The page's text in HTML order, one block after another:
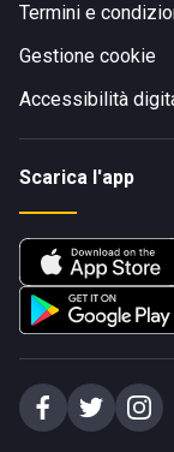
Termini e
Gestione cookie
Accessibilità
Scarica l'app